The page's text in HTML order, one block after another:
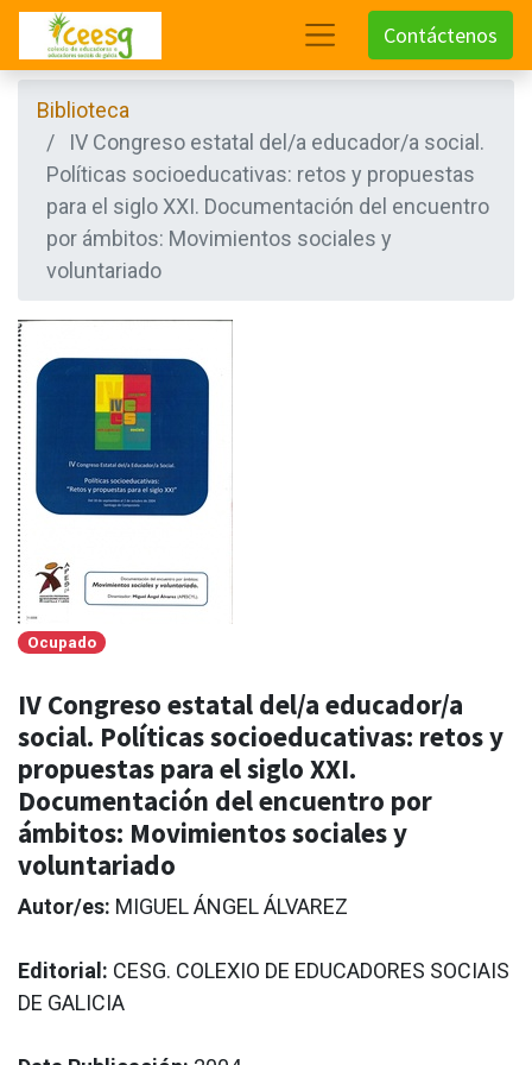
Contáctenos
Biblioteca
IV Congreso estatal del/a educador/a social.
Políticas socioeducativas: retos y propuestas
para el siglo XXI. Documentación del encuentro
por ámbitos: Movimientos sociales y
voluntariado
Ocupado
IV Congreso estatal del/a educador/a
social. Políticas socioeducativas: retos y
propuestas para el siglo XXI.
Documentación del encuentro por
ámbitos: Movimientos sociales y
voluntariado
Autor/es: MIGUEL ÁNGEL ÁLVAREZ
Editorial: CESG. COLEXIO DE EDUCADORES SOCIAIS
DE GALICIA